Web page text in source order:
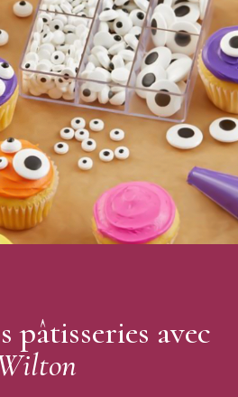
pâtisseries avec